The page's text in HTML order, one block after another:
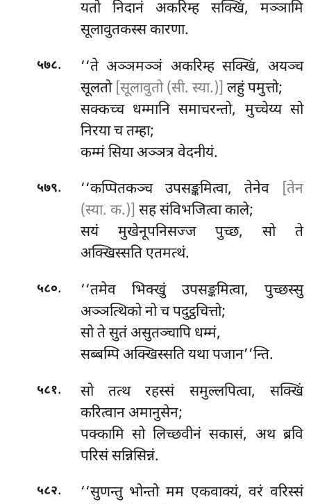
यतो निदानं अकरिम्ह सक्खिं, मञ्ञामि
सूलावुतकस्स कारणा.
५७८. ‘‘तेअञ्ञमञ्ञं अकरिम्ह सक्खिं, अयञ्च
सूलतो [सूलावुतो (सी. स्या.)] लहुं पमुत्तो;
सक्कच्च धम्मानि समाचरन्तो, मुच्चेय्य सो
निरया च तम्हा;
कम्मं सिया अञ्ञत्र वेदनीयं.
५७९. ‘‘कप्पितकञ्च उपसङ्कमित्वा, तेनेव
[तेन
(स्या. क.)] सह संविभजित्वा काले;
सयं मुखेनूपनिसज्ज पुच्छ, सो ते
अक्खिस्सति एतमत्थं.
५८०.
‘‘तमेव भिक्खुं उपसङ्कमित्वा, पुच्छस्सु
अञ्ञत्थिको नो च पदुट्ठचित्तो;
सो ते सुतं असुतञ्चापि धम्मं,
सब्बम्पिअक्खिस्सति यथा पजान’’न्ति.
५८१.
सो तत्थ रहस्सं समुल्लपित्वा, सक्खिं
करित्वान अमानुसेन;
पक्कामि सो लिच्छवीनं सकासं, अथ ब्रवि
परिसं सन्निसिन्नं.
५८२.
‘‘सुणन्तु भोन्तो मम एकवाक्यं, वरं वरिस्सं